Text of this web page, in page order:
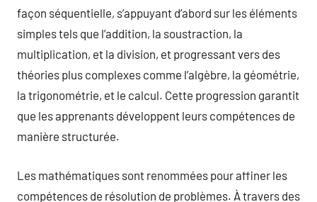
façon séquentielle, s’appuyant d’abord sur les éléments
simples tels que l’addition, la soustraction, la
multiplication, et la division, et progressant vers des
théories plus complexes comme l’algèbre, la géométrie,
la trigonométrie, et le calcul. Cette progression garantit
que les apprenants développent leurs compétences de
manière structurée.
Les mathématiques sont renommées pour affiner les
compétences de résolution de problèmes. À travers des